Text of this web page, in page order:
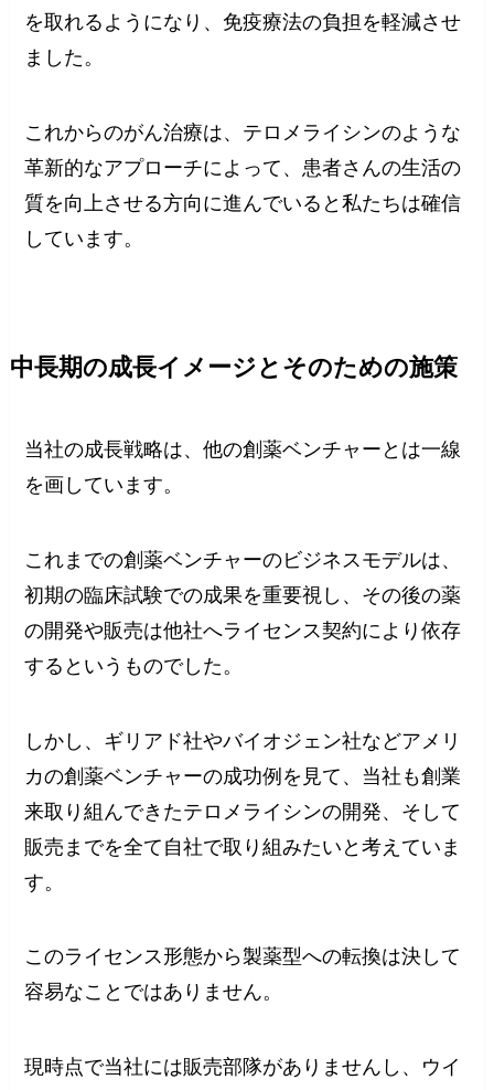
を取れるようになり、免疫療法の負担を軽減させ
ました。
これからのがん治療は、テロメライシンのような
革新的なアプローチによって、患者さんの生活の
質を向上させる方向に進んでいると私たちは確信
しています。
中長期の成長イメージとそのための施策
当社の成長戦略は、他の創薬ベンチャーとは一線
を画しています。
これまでの創薬ベンチャーのビジネスモデルは、
初期の臨床試験での成果を重要視し、その後の薬
の開発や販売は他社へライセンス契約により依存
するというものでした。
しかし、ギリアド社やバイオジェン社などアメリ
カの創薬ベンチャーの成功例を見て、当社も創業
来取り組んできたテロメライシンの開発、そして
販売までを全て自社で取り組みたいと考えていま
す。
このライセンス形態から製薬型への転換は決して
容易なことではありません。
現時点で当社には販売部隊がありませんし、ウイ